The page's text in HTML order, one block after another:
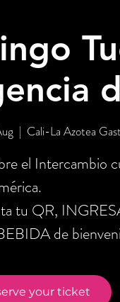
  |
Cali-La Azotea
el Intercambio
tu QR,
de
your ticket